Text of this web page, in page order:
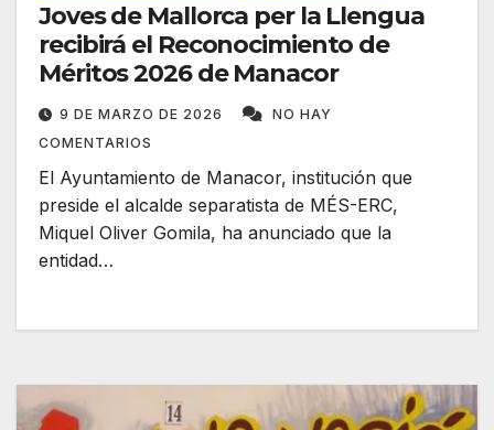
Joves de Mallorca per la Llengua
recibirá el Reconocimiento de
Méritos 2026 de Manacor
9 DE MARZO DE 2026
NO HAY
COMENTARIOS
El Ayuntamiento de Manacor, institución que
preside el alcalde separatista de MÉS-ERC,
Miquel Oliver Gomila, ha anunciado que la
entidad…